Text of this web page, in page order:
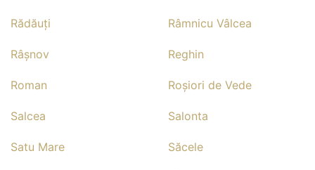
Rădăuţi Râmnicu Vâlcea
Râşnov Reghin
Roman Roşiori de Vede
Salcea Salonta
Satu Mare Săcele